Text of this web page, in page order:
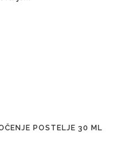
POSTELJE 30 ML